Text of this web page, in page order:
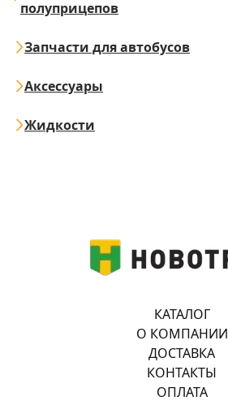
полуприцепов
Запчасти для автобусов
Аксессуары
Жидкости
КАТАЛОГ
О КОМПАНИИ
ДОСТАВКА
КОНТАКТЫ
ОПЛАТА